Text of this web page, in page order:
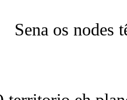
Sena os nodes